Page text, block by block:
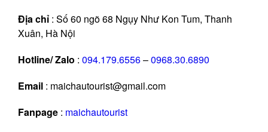
Địa chỉ : Số 60 ngõ 68 Ngụy Như Kon Tum, Thanh
Xuân, Hà Nội
Hotline/ Zalo : 094.179.6556–0968.30.6890
Email : maichautourist@gmail.com
Fanpage : maichautourist